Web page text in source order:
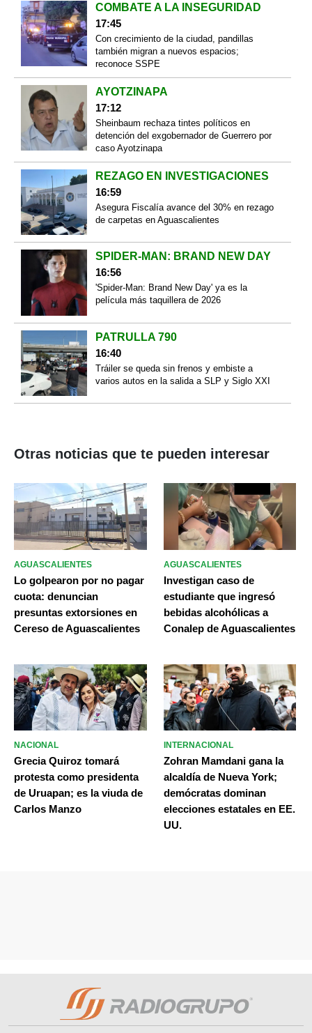
COMBATE A LA INSEGURIDAD
17:45
Con crecimiento de la ciudad, pandillas
también migran a nuevos espacios;
reconoce SSPE
AYOTZINAPA
17:12
Sheinbaum rechaza tintes políticos en
detención del exgobernador de Guerrero por
caso Ayotzinapa
REZAGO EN INVESTIGACIONES
16:59
Asegura Fiscalía avance del 30% en rezago
de carpetas en Aguascalientes
SPIDER-MAN: BRAND NEW DAY
16:56
'Spider-Man: Brand New Day' ya es la
película más taquillera de 2026
PATRULLA 790
16:40
Tráiler se queda sin frenos y embiste a
varios autos en la salida a SLP y Siglo XXI
Otras noticias que te pueden interesar
AGUASCALIENTES
Lo golpearon por no pagar
cuota: denuncian
presuntas extorsiones en
Cereso de Aguascalientes
AGUASCALIENTES
Investigan caso de
estudiante que ingresó
bebidas alcohólicas a
Conalep de Aguascalientes
NACIONAL
Grecia Quiroz tomará
protesta como presidenta
de Uruapan; es la viuda de
Carlos Manzo
INTERNACIONAL
Zohran Mamdani gana la
alcaldía de Nueva York;
demócratas dominan
elecciones estatales en EE.
UU.